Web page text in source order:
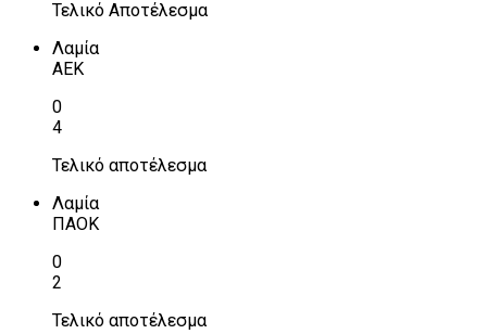
Τελικό Αποτέλεσμα
Λαμία
ΑΕΚ
0
4
Τελικό αποτέλεσμα
Λαμία
ΠΑΟΚ
0
2
Τελικό αποτέλεσμα